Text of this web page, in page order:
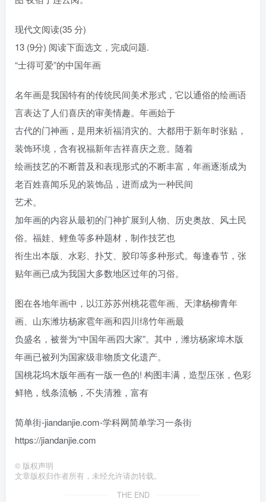
现代文阅读(35 分)
13 (9分) 阅读下面选文，完成问题.
“士得可爱”的中国年画
名年画是我国特有的传统民间美术形式，它以通俗的绘画语
言表达了人们喜庆的审美情趣。年画始于
古代的门神画，是用来祈福消灾的。大都用于新年时张贴，
装饰环境，含有祝福新年吉祥喜庆之意。随着
绘画技艺的不断普及和表现形式的不断丰富，年画逐渐成为
老百姓喜闻乐见的装饰品，进而成为一种民间
艺术。
加年画的内容从最初的门神扩展到人物、历史奥故、风土民
俗。福娃、鲤鱼等多种题材，制作技艺也
衔生出本版、水彩、扑艾、胶印等多种形式。每逢春节，张
贴年画已成为我国大多数地区过年的习俗。
图在各地年画中，以江苏苏州桃花雹年画、天津杨柳青年
画、山东潍坊杨家雹年画和四川绵竹年画最
负盛名，被誉为“中国年画四大家”。其中，潍坊杨家埠木版
年画已被列为国家级非物质文化遗产。
国桃花坞木版年画有一版一色的! 构图丰满，造型压张，色彩
鲜艳，线条流畅，不失清雅，富有
简单街-jiandanjie.com-学科网简单学习一条街
https://jiandanjie.com
© 版权声明
文章版权归作者所有，未经允许请勿转载。
THE END